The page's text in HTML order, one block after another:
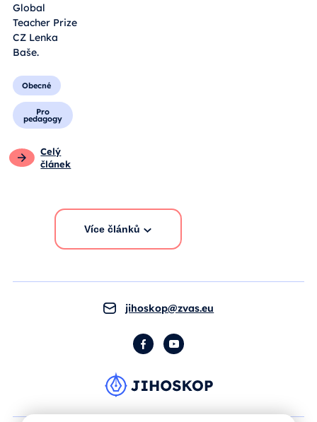
Global
Teacher Prize
CZ Lenka
Baše.
Obecné
Pro
pedagogy
Celý
článek
Více článků
jihoskop@zvas.eu
FacebookYouTube